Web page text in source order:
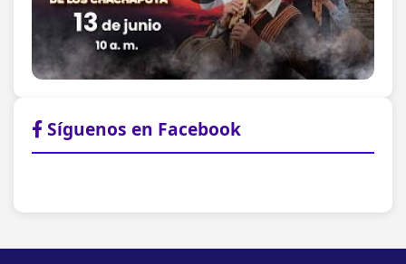
Síguenos en Facebook